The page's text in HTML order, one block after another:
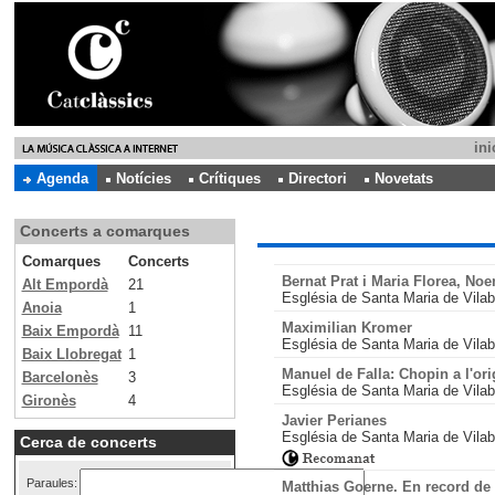
Agenda
Notícies Crítiques Directori Novetats
Concerts a comarques
Comarques
Concerts
Alt Empordà
21
Anoia
1
Baix Empordà
11
Baix Llobregat 1
Barcelonès
3
Gironès
4
Cerca de concerts
Paraules:
Bernat Prat i Maria Florea,
Església de Santa Maria de
Maximilian Kromer
Església de Santa Maria de
Manuel de Falla: Chopin a
Església de Santa Maria de
Javier Perianes
Església de Santa Maria de
Matthias Goerne. En record